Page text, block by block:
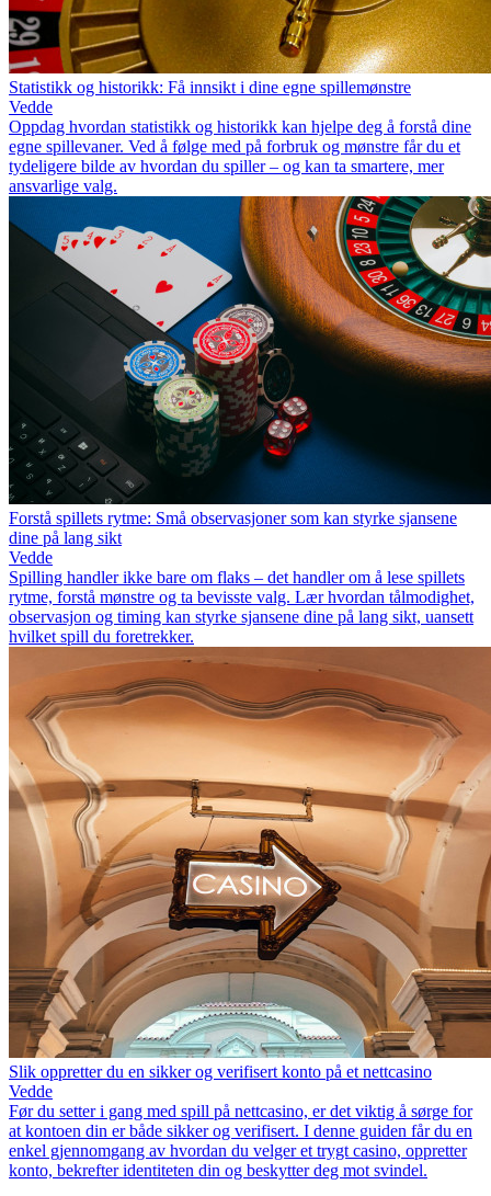
Statistikk og historikk: Få innsikt i dine egne spillemønstre
Vedde
Oppdag hvordan statistikk og historikk kan hjelpe deg å forstå dine
egne spillevaner. Ved å følge med på forbruk og mønstre får du et
tydeligere bilde av hvordan du spiller – og kan ta smartere, mer
ansvarlige valg.
Forstå spillets rytme: Små observasjoner som kan styrke sjansene
dine på lang sikt
Vedde
Spilling handler ikke bare om flaks – det handler om å lese spillets
rytme, forstå mønstre og ta bevisste valg. Lær hvordan tålmodighet,
observasjon og timing kan styrke sjansene dine på lang sikt, uansett
hvilket spill du foretrekker.
Slik oppretter du en sikker og verifisert konto på et nettcasino
Vedde
Før du setter i gang med spill på nettcasino, er det viktig å sørge for
at kontoen din er både sikker og verifisert. I denne guiden får du en
enkel gjennomgang av hvordan du velger et trygt casino, oppretter
konto, bekrefter identiteten din og beskytter deg mot svindel.